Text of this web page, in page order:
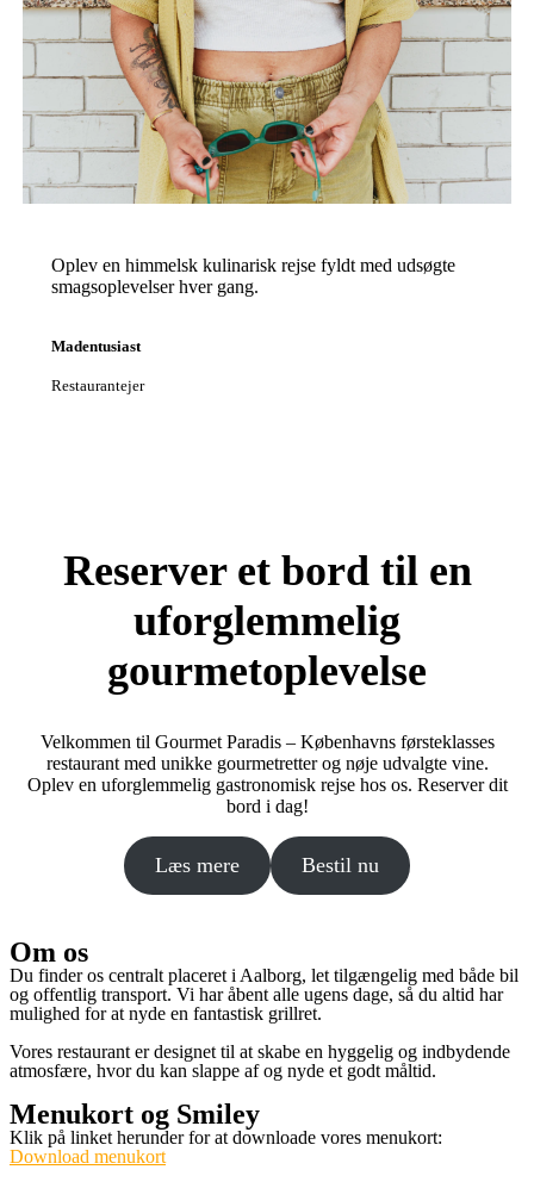
Oplev en himmelsk kulinarisk rejse fyldt med udsøgte
smagsoplevelser hver gang.
Madentusiast
Restaurantejer
Reserver et bord til en
uforglemmelig
gourmetoplevelse
Velkommen til Gourmet Paradis – Københavns førsteklasses
restaurant med unikke gourmetretter og nøje udvalgte vine.
Oplev en uforglemmelig gastronomisk rejse hos os. Reserver dit
bord i dag!
Læs mere Bestil nu
Om os
Du finder os centralt placeret i Aalborg, let tilgængelig med både bil
og offentlig transport. Vi har åbent alle ugens dage, så du altid har
mulighed for at nyde en fantastisk grillret.
Vores restaurant er designet til at skabe en hyggelig og indbydende
atmosfære, hvor du kan slappe af og nyde et godt måltid.
Menukort og Smiley
Klik på linket herunder for at downloade vores menukort:
Download menukort